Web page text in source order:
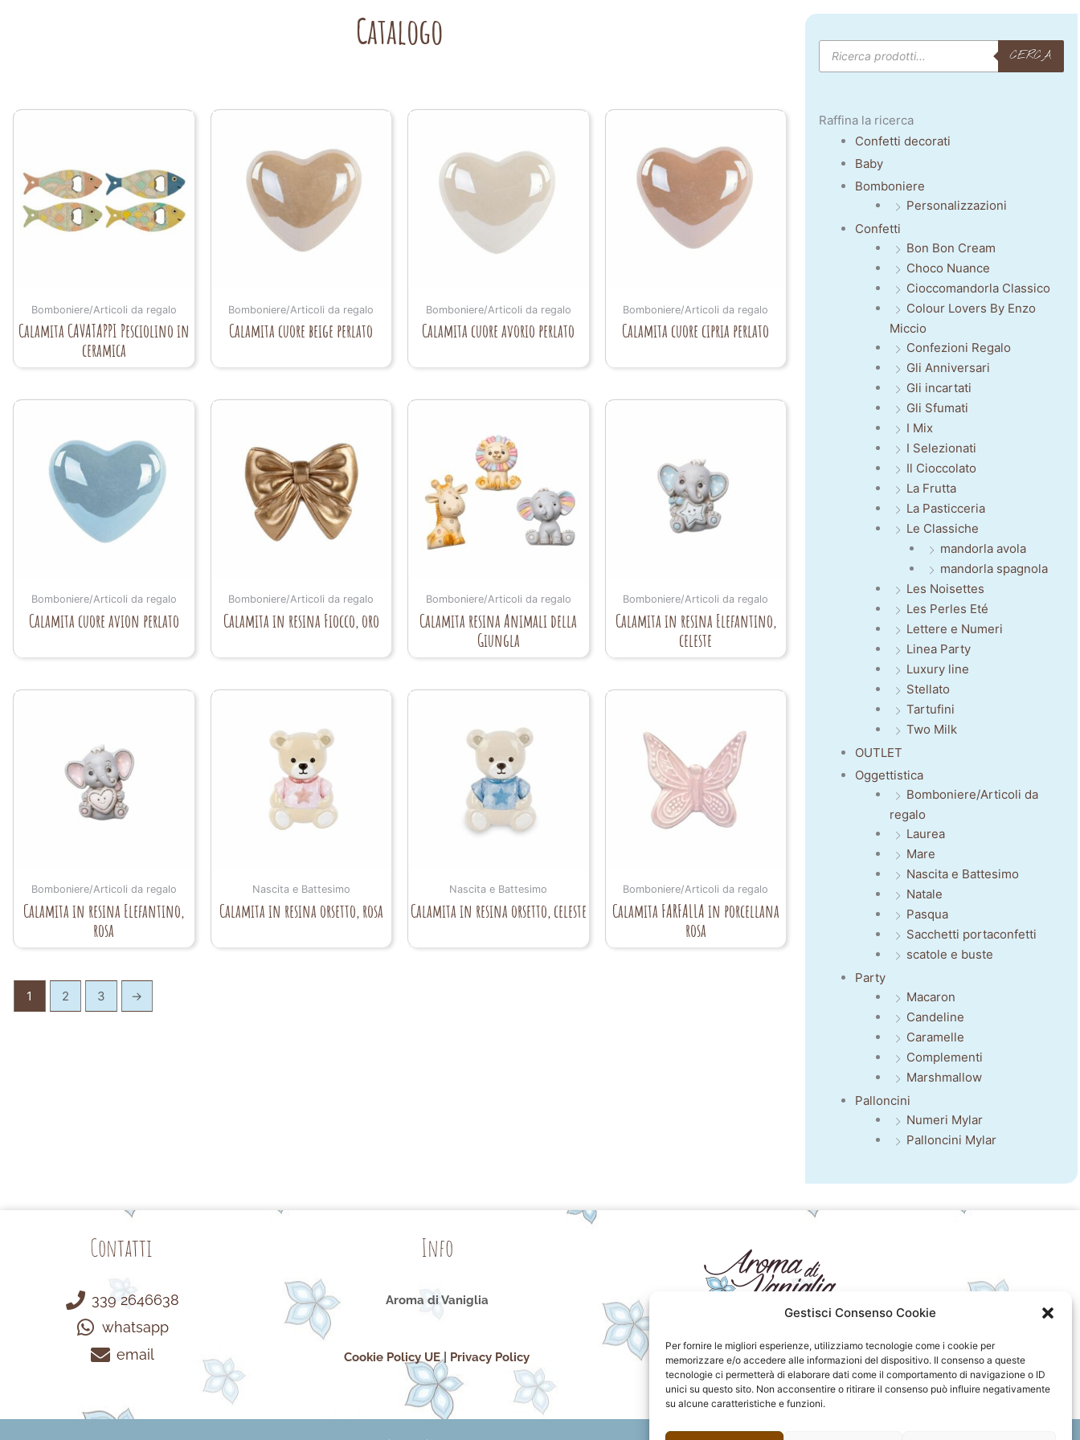
Gestisci Consenso Cookie
Per fornire le migliori esperienze, utilizziamo tecnologie come i cookie per
memorizzare e/o accedere alle informazioni del dispositivo. Il consenso a queste
tecnologie ci permetterà di elaborare dati come il comportamento di navigazione o ID
unici su questo sito. Non acconsentire o ritirare il consenso può influire negativamente
su alcune caratteristiche e funzioni.
Catalogo
Bomboniere/Articoli da regalo
Calamita CAVATAPPI Pesciolino in
ceramica
Bomboniere/Articoli da regalo
Calamita cuore beige perlato
Bomboniere/Articoli da regalo
Calamita cuore avorio perlato
Bomboniere/Articoli da regalo
Calamita cuore cipria perlato
Bomboniere/Articoli da regalo
Calamita cuore avion perlato
Bomboniere/Articoli da regalo
Calamita in resina Fiocco, oro
Bomboniere/Articoli da regalo
Calamita resina Animali della
Giungla
Bomboniere/Articoli da regalo
Calamita in resina Elefantino,
celeste
Bomboniere/Articoli da regalo
Calamita in resina Elefantino,
rosa
Nascita e Battesimo
Calamita in resina orsetto, rosa
Nascita e Battesimo
Calamita in resina orsetto, celeste
Bomboniere/Articoli da regalo
Calamita FARFALLA in porcellana
rosa
1 2 3 →
Products
search CERCA
Raffina la ricerca
Confetti decorati
Baby
Bomboniere
Personalizzazioni
Confetti
Bon Bon Cream
Choco Nuance
Cioccomandorla Classico
Colour Lovers By Enzo
Miccio
Confezioni Regalo
Gli Anniversari
Gli incartati
Gli Sfumati
I Mix
I Selezionati
Il Cioccolato
La Frutta
La Pasticceria
Le Classiche
mandorla avola
mandorla spagnola
Les Noisettes
Les Perles Eté
Lettere e Numeri
Linea Party
Luxury line
Stellato
Tartufini
Two Milk
OUTLET
Oggettistica
Bomboniere/Articoli da
regalo
Laurea
Mare
Nascita e Battesimo
Natale
Pasqua
Sacchetti portaconfetti
scatole e buste
Party
Macaron
Candeline
Caramelle
Complementi
Marshmallow
Palloncini
Numeri Mylar
Palloncini Mylar
Contatti
339 2646638
whatsapp
email
Info
Aroma di Vaniglia
Cookie Policy UE| Privacy Policy
F
a
c
e
I
n
s
t
P
i
n
t
F
l
i
c